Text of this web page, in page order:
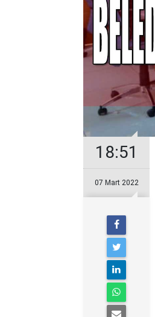
18:51
07 Mart 2022